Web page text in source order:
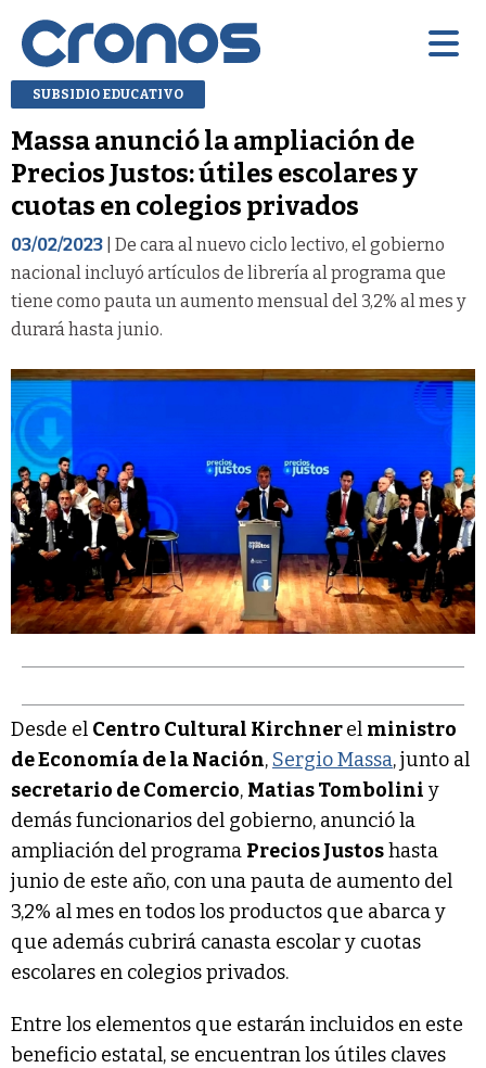
SUBSIDIO EDUCATIVO
Massa anunció la ampliación de
Precios Justos: útiles escolares y
cuotas en colegios privados
03/02/2023 | De cara al nuevo ciclo lectivo, el gobierno
nacional incluyó artículos de librería al programa que
tiene como pauta un aumento mensual del 3,2% al mes y
durará hasta junio.
Desde el Centro Cultural Kirchnerel ministro
de Economía de la Nación, Sergio Massa, junto al
secretario de Comercio, Matias Tombolini y
demás funcionarios del gobierno, anunció la
ampliación del programa Precios Justoshasta
junio de este año, con una pauta de aumento del
3,2% al mes en todos los productos que abarca y
que además cubrirá canasta escolar y cuotas
escolares en colegios privados.
Entre los elementos que estarán incluidos en este
beneficio estatal, se encuentran los útiles claves